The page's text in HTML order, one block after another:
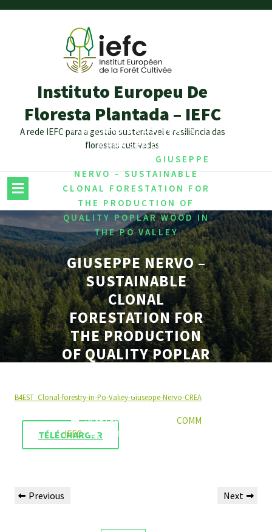
Instituto Europeu De
Floresta Plantada – IEFC
A rede IEFC para a gestão sustentável e resiliência das
florestas cultivadas
HOME/MEMBROS,FOREST
MANAGEMENT
GIUSEPPE
NERVO – SUSTAINABLE
CLONAL FORESTATION FOR
THE PRODUCTION OF
QUALITY POPLAR WOOD IN
THE PO VALLEY
GIUSEPPE NERVO –
SUSTAINABLE
CLONAL
FORESTATION FOR
THE PRODUCTION
OF QUALITY POPLAR
VALLEY
16 SETEMBRO 2022
COMM
IEFC
0 COMMENTS
B4EST_Clonal-forestry-in-Po-Valley-Giuseppe-Nervo-CREA
TÉLÉCHARGER
Previous Next